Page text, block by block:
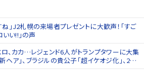
｣J2札幌の来場者プレゼントに大歓声！｢すご
いい!!｣の声
ロ、カカ…レジェンド6人がトランプタワーに大集
ヘア｣、ブラジルの貴公子｢超イケオジ化｣、2大